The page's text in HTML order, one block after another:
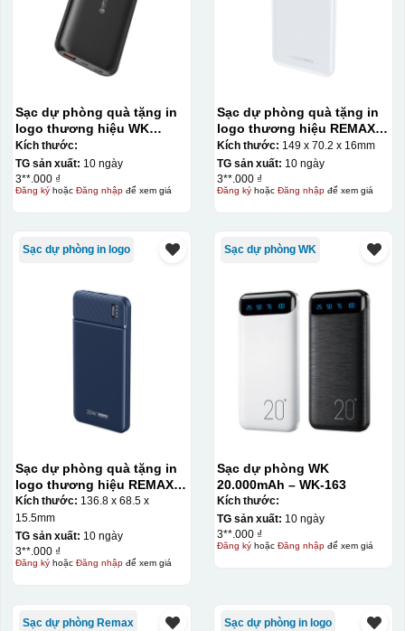
Sạc dự phòng quà tặng in
logo thương hiệu WK
10.000mAh KQ-SDP20
Kích thước:
TG sản xuất: 10 ngày
3**.000 ₫
Đăng kýhoặc Đăng nhậpđể xem giá
Sạc dự phòng quà tặng in
logo thương hiệu REMAX
10000mAh KQ-SDP16
Kích thước: 149 x 70.2 x 16mm
TG sản xuất: 10 ngày
3**.000 ₫
Đăng kýhoặc Đăng nhậpđể xem giá
Sạc dự phòng in logo
Sạc dự phòng quà tặng in
logo thương hiệu REMAX
10000mAh KQ-SDP15
Kích thước: 136.8 x 68.5 x
15.5mm
TG sản xuất: 10 ngày
3**.000 ₫
Đăng kýhoặc Đăng nhậpđể xem giá
Sạc dự phòng WK
Sạc dự phòng WK
20.000mAh – WK-163
Kích thước:
TG sản xuất: 10 ngày
3**.000 ₫
Đăng kýhoặc Đăng nhậpđể xem giá
Sạc dự phòng Remax Sạc dự phòng in logo